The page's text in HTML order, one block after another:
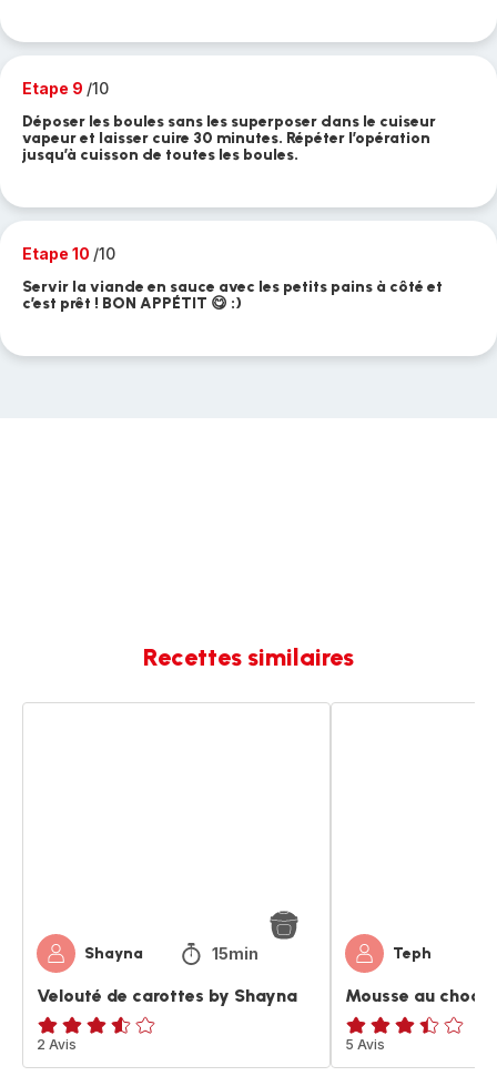
Etape 9 /10
Déposer les boules sans les superposer dans le cuiseur
vapeur et laisser cuire 30 minutes. Répéter l’opération
jusqu’à cuisson de toutes les boules.
Etape 10 /10
Servir la viande en sauce avec les petits pains à côté et
c’est prêt ! BON APPÉTIT 😋 :)
Recettes similaires
Shayna 15min
Velouté de carottes by Shayna
ratings.3.5
2 Avis
Teph
Mousse au
ratings.3.4
5 Avis